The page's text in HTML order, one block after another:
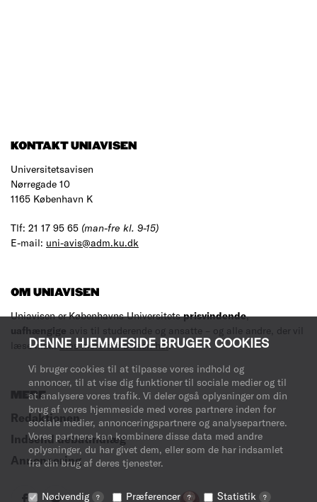
DENNE HJEMMESIDE BRUGER COOKIES
Vi bruger cookies til at tilpasse vores indhold og
annoncer, til at vise dig funktioner til sociale medier og til
at analysere vores trafik. Vi deler også oplysninger om din
brug af vores hjemmeside med vores partnere inden for
sociale medier, annonceringspartnere og analysepartnere.
Vores partnere kan kombinere disse data med andre
oplysninger, du har givet dem, eller som de har indsamlet
fra din brug af deres tjenester.
Nødvendig ? Præferencer ? Statistik ?
KONTAKT UNIAVISEN
Universitetsavisen
Nørregade 10
1165 København K
Tlf: 21 17 95 65 (man-fre kl. 9-15)
E-mail: uni-avis@adm.ku.dk
OM UNIAVISEN
Uniavisen er Københavns Universitetsprisvindende,
uafhængige avis til studerende og ansatte – og alle andre, der vil
læse med.Læs mere om avisen her.
MERE
Redaktionen
Indsend debatindlæg
Annoncering